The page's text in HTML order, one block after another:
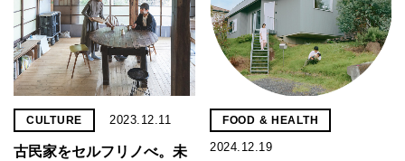
CULTURE 2023.12.11
古民家をセルフリノべ。未
FOOD & HEALTH
2024.12.19